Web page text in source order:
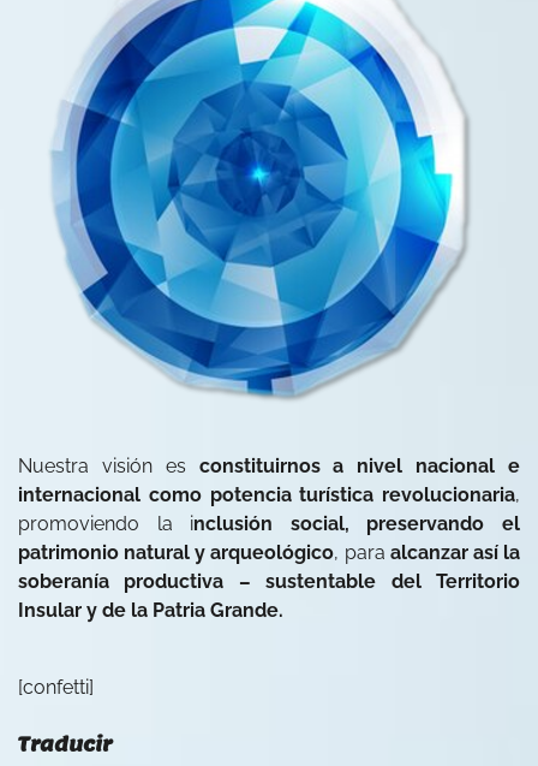
Nuestra visión es constituirnos a nivel nacional e
internacional como potencia turística revolucionaria,
promoviendo la inclusión social, preservando el
patrimonio natural y arqueológico, para alcanzar así la
soberanía productiva – sustentable del Territorio
Insular y de la Patria Grande.
[confetti]
Traducir